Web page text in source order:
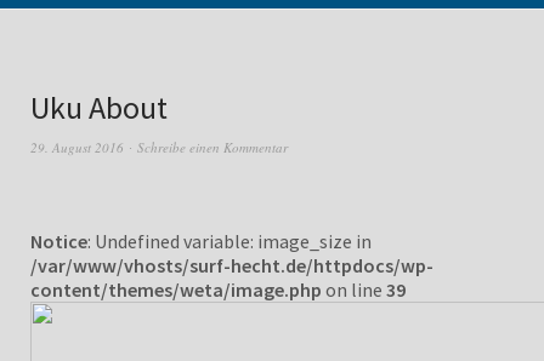
Uku About
29. August 2016 Schreibe einen Kommentar
Notice: Undefined variable: image_size in
/var/www/vhosts/surf-hecht.de/httpdocs/wp-
content/themes/weta/image.php on line 39